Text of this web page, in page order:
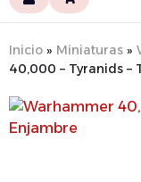
Inicio » Miniaturas »
40,000 – Tyranids –